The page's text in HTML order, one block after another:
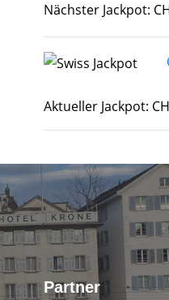
Nächster Jackpot:
Aktueller Jackpot:
Partner